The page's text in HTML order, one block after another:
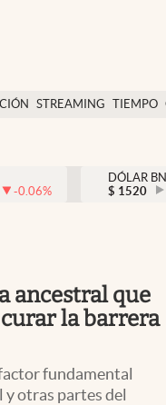
STREAMING TIEMPO
México
-0.06%
DÓLAR
$ 1520
ancestral que
la barrera
fundamental
y otras partes del